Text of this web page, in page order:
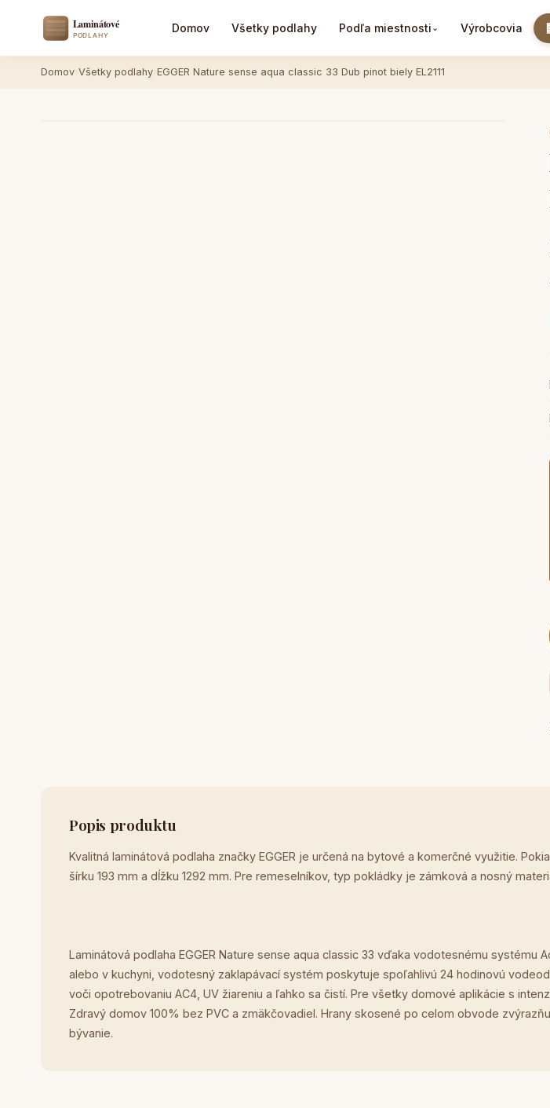
Domov Všetky podlahy Podľa miestnosti ⌄ Výrobcovia
Domov Všetky podlahy EGGER Nature sense aqua classic 33 Dub pinot biely EL2111
Popis produktu
Kvalitná laminátová podlaha značky EGGER je určená na bytové a komerčné využitie.
šírku 193 mm a dĺžku 1292 mm. Pre remeselníkov, typ pokládky je zámková a nosný
Laminátová podlaha EGGER Nature sense aqua classic 33 vďaka vodotesnému
alebo v kuchyni, vodotesný zaklapávací systém poskytuje spoľahlivú 24 hodinovú
voči opotrebovaniu AC4, UV žiareniu a ľahko sa čistí. Pre všetky domové aplikácie s
Zdravý domov 100% bez PVC a zmäkčovadiel. Hrany skosené po celom obvode
bývanie.